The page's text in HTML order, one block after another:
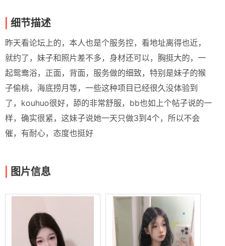
细节描述
昨天看论坛上的，本人也是个服务控，看地址离得也近，
就约了，妹子和照片差不多，身材还可以，胸挺大的，一
起鸳鸯浴，正面，背面，服务做的细致，特别是妹子的猴
子偷桃，海底捞月等，一些这种项目已经很久没体验到
了，kouhuo很好，舔的非常舒服，bb也如上个帖子说的一
样，确实很紧，这妹子说她一天只做3到4个，所以不会
催，有耐心，态度也挺好
图片信息